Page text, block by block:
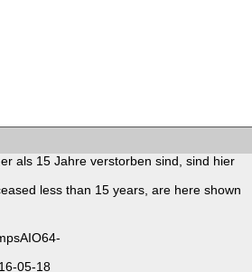
als 15 Jahre verstorben sind, sind hier
less than 15 years, are here shown
05-18